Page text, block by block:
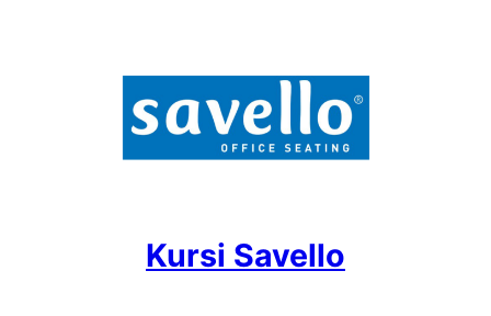
Kursi Savello